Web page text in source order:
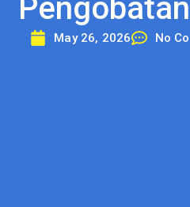
May 26, 2026 No